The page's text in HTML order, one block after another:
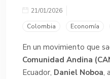
21/01/2026
Colombia
Economía
En un movimiento que
Comunidad Andina
Ecuador, Daniel Noboa,